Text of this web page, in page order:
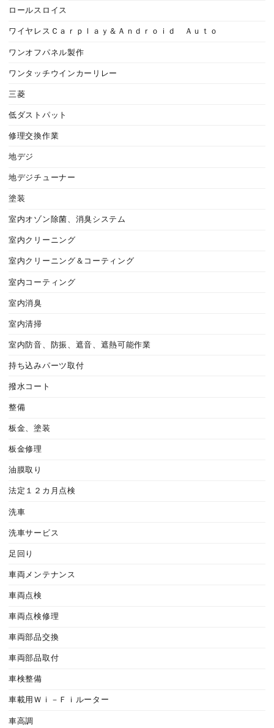
ロールスロイス
ワイヤレスＣａｒｐｌａｙ＆Ａｎｄｒｏｉｄ Ａｕｔｏ
ワンオフパネル製作
ワンタッチウインカーリレー
三菱
低ダストパット
修理交換作業
地デジ
地デジチューナー
塗装
室内オゾン除菌、消臭システム
室内クリーニング
室内クリーニング＆コーティング
室内コーティング
室内消臭
室内清掃
室内防音、防振、遮音、遮熱可能作業
持ち込みパーツ取付
撥水コート
整備
板金、塗装
板金修理
油膜取り
法定１２カ月点検
洗車
洗車サービス
足回り
車両メンテナンス
車両点検
車両点検修理
車両部品交換
車両部品取付
車検整備
車載用Ｗｉ－Ｆｉルーター
車高調